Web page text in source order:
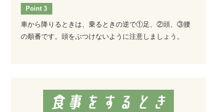
車から降りるときは、乗るときの逆で①足、②頭、③腰
の順番です。頭をぶつけないように注意しましょう。